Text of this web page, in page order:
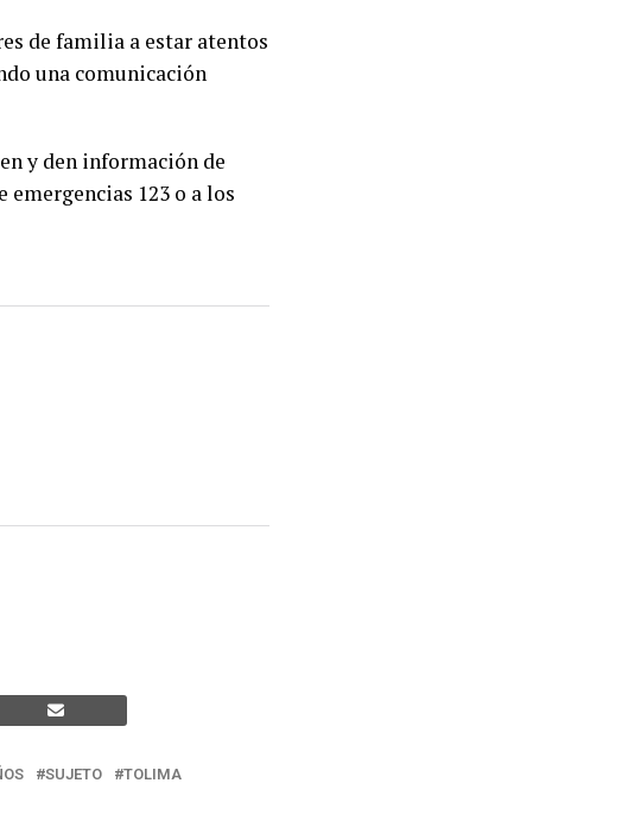
de familia a estar atentos
una comunicación
y den información de
emergencias 123 o a los
SUJETO TOLIMA